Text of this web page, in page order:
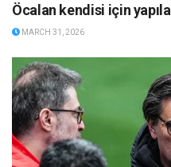
Öcalan kendisi için
MARCH 31, 2026